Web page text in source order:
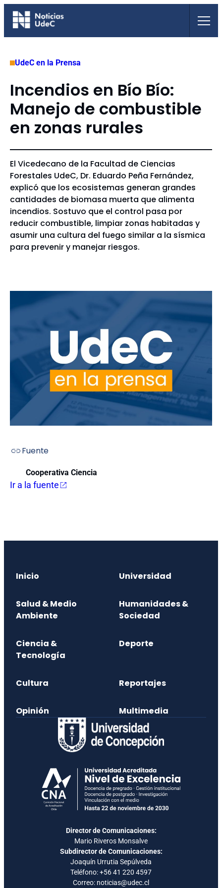
Saltar
UdeC en la Prensa
Incendios en Bío Bío:
Manejo de combustible
en zonas rurales
El Vicedecano de la Facultad de Ciencias
Forestales UdeC, Dr. Eduardo Peña Fernández,
explicó que los ecosistemas generan grandes
cantidades de biomasa muerta que alimenta
incendios. Sostuvo que el control pasa por
reducir combustible, limpiar zonas habitadas y
asumir una cultura del fuego similar a la sísmica
para prevenir y manejar riesgos.
Fuente
Cooperativa Ciencia
Ir a la fuente
Inicio Universidad
Salud & Medio
Ambiente
Humanidades &
Sociedad
Ciencia &
Tecnología
Deporte
Cultura Reportajes
Opinión Multimedia
Director de Comunicaciones:
Mario Riveros Monsalve
Subdirector de Comunicaciones:
Joaquín Urrutia Sepúlveda
Teléfono:+56 41 220 4597
Correo: noticias@udec.cl